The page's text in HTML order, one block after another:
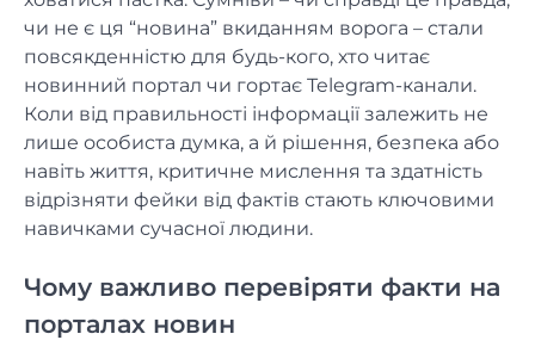
чи не є ця “новина” вкиданням ворога – стали
повсякденністю для будь-кого, хто читає
новинний портал чи гортає Telegram-канали.
Коли від правильності інформації залежить не
лише особиста думка, а й рішення, безпека або
навіть життя, критичне мислення та здатність
відрізняти фейки від фактів стають ключовими
навичками сучасної людини.
Чому важливо перевіряти факти на
порталах новин